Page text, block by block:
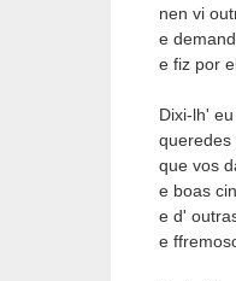
nen vi
e
e fiz por
Dixi-lh'
queredes
que vos
e
e d'
e